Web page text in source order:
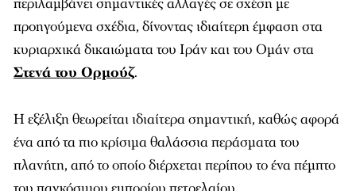
περιλαμβάνει σημαντικές αλλαγές σε σχέση με
προηγούμενα σχέδια, δίνοντας ιδιαίτερη έμφαση στα
κυριαρχικά δικαιώματα του Ιράν και του Ομάν στα
Στενά του Ορμούζ.
Η εξέλιξη θεωρείται ιδιαίτερα σημαντική, καθώς αφορά
ένα από τα πιο κρίσιμα θαλάσσια περάσματα του
πλανήτη, από το οποίο διέρχεται περίπου το ένα πέμπτο